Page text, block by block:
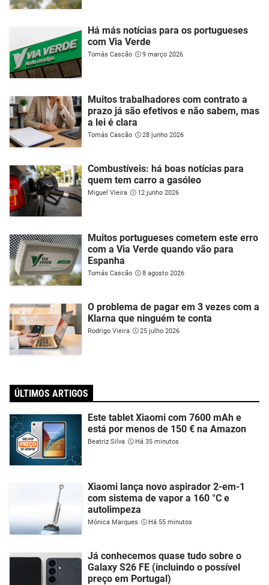
Há más notícias para os portugueses
com Via Verde
Tomás Cascão 9 março 2026
Muitos trabalhadores com contrato a
prazo já são efetivos e não sabem, mas
a lei é clara
Tomás Cascão 28 junho 2026
Combustíveis: há boas notícias para
quem tem carro a gasóleo
Miguel Vieira 12 junho 2026
Muitos portugueses cometem este erro
com a Via Verde quando vão para
Espanha
Tomás Cascão 8 agosto 2026
O problema de pagar em 3 vezes com a
Klarna que ninguém te conta
Rodrigo Vieira 25 julho 2026
ÚLTIMOS ARTIGOS
Este tablet Xiaomi com 7600 mAh e
está por menos de 150 € na Amazon
Beatriz Silva Há 35 minutos
Xiaomi lança novo aspirador 2-em-1
com sistema de vapor a 160 °C e
autolimpeza
Mónica Marques Há 55 minutos
Já conhecemos quase tudo sobre o
Galaxy S26 FE (incluindo o possível
preço em Portugal)